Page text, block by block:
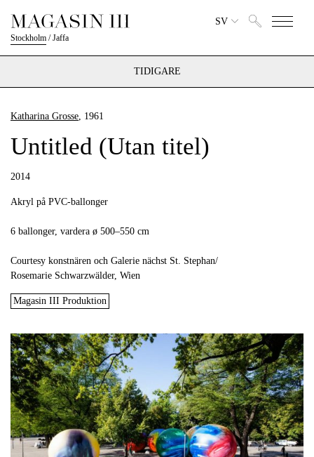
Stockholm /Jaffa
SV
TIDIGARE
Katharina Grosse, 1961
Untitled (Utan titel)
2014
Akryl på PVC-ballonger
6 ballonger, vardera ø 500–550 cm
Courtesy konstnären och Galerie nächst St. Stephan/
Rosemarie Schwarzwälder, Wien
Magasin III Produktion